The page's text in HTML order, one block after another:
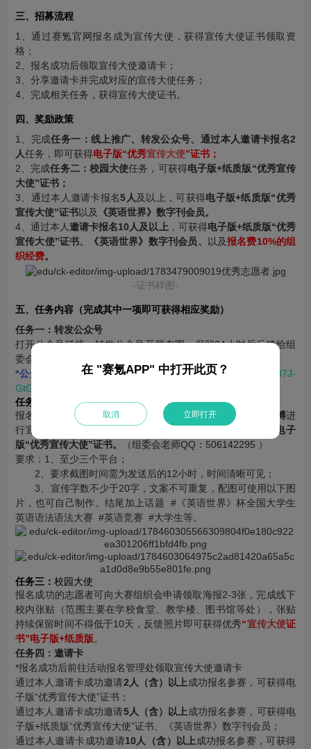
三、招募流程
1、通过赛氪官网报名成为宣传大使，获得宣传大使证书领取资
格；
2、报名成功后领取宣传大使邀请卡；
3、分享邀请卡并完成对应的宣传大使任务；
4、完成相关任务，获得宣传大使证书。
四、奖励政策
1、完成任务一：线上推广、转发公众号、通过本人邀请卡报名2
人任务，即可获得电子版“优秀宣传大使”证书；
2、完成任务二：校园大使任务，可获得电子版+纸质版“优秀宣传
大使”证书；
3、通过本人邀请卡报名5人 及以上，可获得电子版+纸质版“优秀
宣传大使”证书以及
《英语世界》数字刊会员。
4、通过本人邀请卡报名10人及以上 ，可获得电子版+纸质版“优秀
宣传大使”证书、《英语世界》数字刊会员、
以及报名费10%的组
织经费。
-证书样图-
五、任务内容（完成其中一项即可获得相应奖励）
任务一：转发公众号
打开公众号链接，转发公众号至朋友圈，保留24小时后反馈给组
委会老师，即可获得
*公众号链接
：https://mp.weixin.qq.com/s/uNsFXnVvBASBB7J-
GtG1fg
任务二
线上推广
报名成功后将本次竞赛的相关图文发布至小红书、知乎、微博进
行宣传。截图反馈给组委会老师审核，审核通过即可获得
电子
版“优秀宣传大使”证书。
（组委会老师QQ：506142295 ）
要求：1、至少三个平台；
2、要求截图时间需为发送后的12小时，时间清晰可见；
3、宣传字数不少于20字，文案不可重复，配图可使用以下图
片，也可自己制作。结尾加上话题 #《英语世界》杯全国大学生
英语语法语法大赛 #英语竞赛 #大学生等。
任务三： 校园大使
报名成功的志愿者可向大赛组织会申请领取海报2-3张，完成线下
校内张贴（范围主要在学校食堂、教学楼、图书馆等处），张贴
持续保留时间不得低于10天，反馈照片即可获得优秀“宣传大使证
书”电子版+纸质版。
任务四：邀请卡
*报名成功后前往活动报名管理处领取宣传大使邀请卡
通过本人邀请卡成功邀请2人（含）以上 成功报名参赛，可获得电
子版“优秀宣传大使”证书；
通过本人邀请卡成功邀请5人（含）以上 成功报名参赛，可获得电
子版+纸质版“优秀宣传大使”证书、《英语世界》数字刊会员；
通过本人邀请卡成功邀请10人（含）以上 成功报名参赛，可获得
在 "赛氪APP" 中打开此页？
取消 立即打开